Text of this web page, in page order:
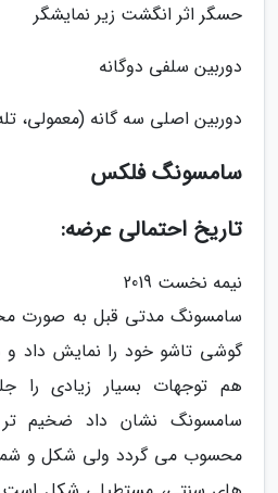
حسگر اثر انگشت زیر نمایشگر
دوربین سلفی دوگانه
دوربین اصلی سه گانه (معمولی،
سامسونگ فلکس
تاریخ احتمالی عرضه:
نیمه نخست 2019
سامسونگ مدتی قبل به صورت
گوشی تاشو خود را نمایش داد
هم توجهات بسیار زیادی
سامسونگ نشان داد ضخیم
محسوب می گردد ولی شکل و